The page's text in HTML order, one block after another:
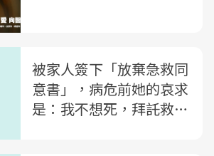
被家人簽下「放棄急救同
意書」，病危前她的哀求
是：我不想死，拜託救救